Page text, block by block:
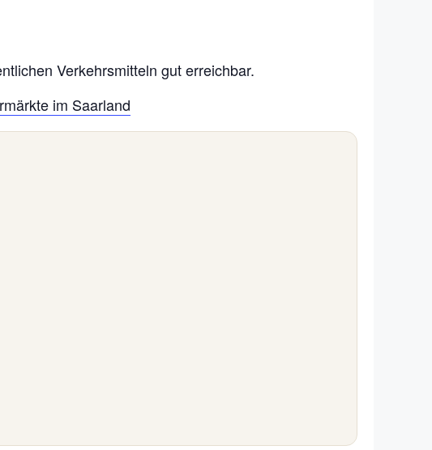
Verkehrsmitteln gut erreichbar.
im Saarland